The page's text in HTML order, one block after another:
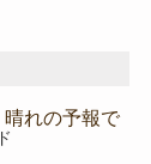
れの予報で